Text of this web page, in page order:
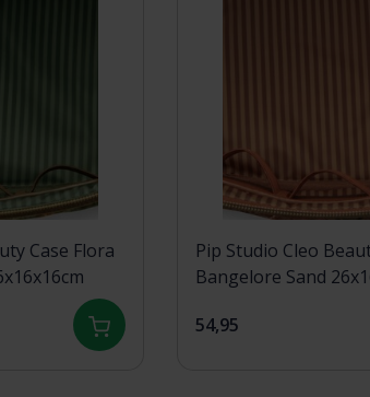
Case Flora
Pip Studio Cleo
Bangelore Sand
54,95